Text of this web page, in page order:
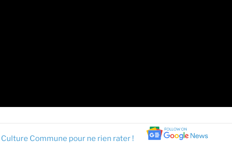
Culture Commune pour ne rien rater !